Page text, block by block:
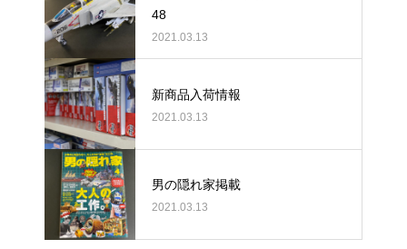
48
2021.03.13
新商品入荷情報
2021.03.13
男の隠れ家掲載
2021.03.13